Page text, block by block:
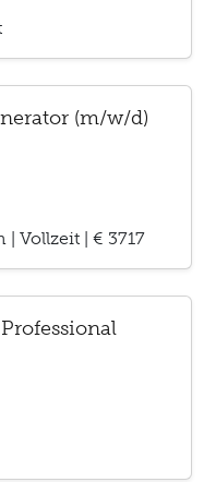
(m/w/d)
| Vollzeit | € 3717